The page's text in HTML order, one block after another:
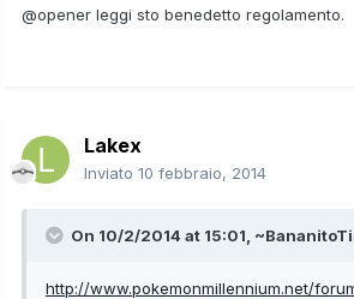
@opener leggi sto benedetto regolamento.
Lakex
Inviato 10 febbraio, 2014
On 10/2/2014 at 15:01,
http://www.pokemonmillennium.net/